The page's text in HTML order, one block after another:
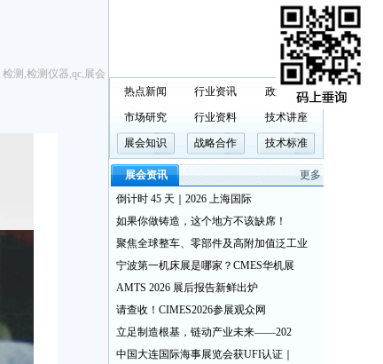
检测 ,检测仪器,qc,展会
热点新闻 行业资讯 政策法规
市场研究 行业资料 技术讲座
展会知识 战略合作 技术标准
展会资讯
更多
倒计时 45 天｜2026 上海国际
如果你做铸造，这个地方不该缺席！
聚焦全球整车、零部件及高附加值泛工业
宁波第一机床展是哪家？CMES华机展
AMTS 2026 展后报告新鲜出炉
请查收！CIMES2026参展观众网
立足制造根基，链动产业未来——202
中国大连国际海事展览会获UFI认证｜